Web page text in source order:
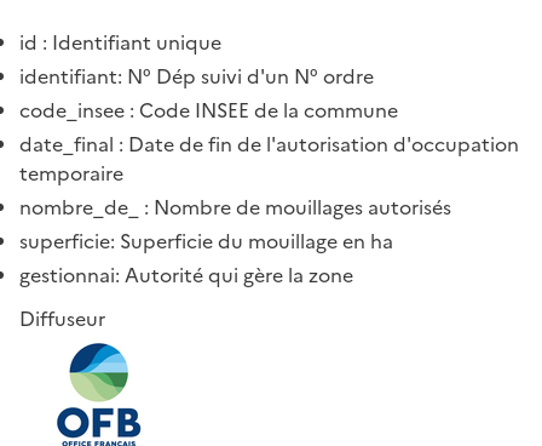
id : Identifiant unique
identifiant: N° Dép suivi d'un N° ordre
code_insee : Code INSEE de la commune
date_final : Date de fin de l'autorisation d'occupation
temporaire
nombre_de_ : Nombre de mouillages autorisés
superficie: Superficie du mouillage en ha
gestionnai: Autorité qui gère la zone
Diffuseur